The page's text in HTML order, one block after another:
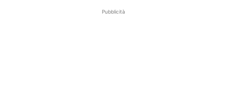
Pubblicità